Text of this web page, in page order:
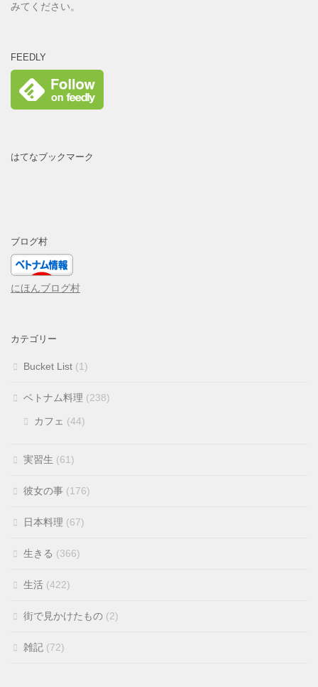
みてください。
FEEDLY
はてなブックマーク
ブログ村
にほんブログ村
カテゴリー
Bucket List (1)
ベトナム料理 (238)
カフェ (44)
実習生 (61)
彼女の事 (176)
日本料理 (67)
生きる (366)
生活 (422)
街で見かけたもの (2)
雑記 (72)